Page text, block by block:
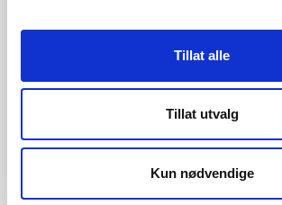
Tillat alle
Tillat utvalg
Kun nødvendige
Saksbehandler konsesjon
biwi@nve.no